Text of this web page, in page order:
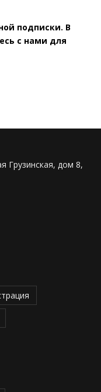
подписки. В
с нами для
Грузинская, дом 8,